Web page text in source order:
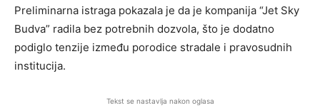
Preliminarna istraga pokazala je da je kompanija “Jet Sky
Budva” radila bez potrebnih dozvola, što je dodatno
podiglo tenzije između porodice stradale i pravosudnih
institucija.
Tekst se nastavlja nakon oglasa